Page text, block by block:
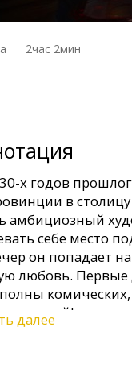
2час 2мин
х годов
в
амбициозный
себе место
он попадает
любовь.
далее